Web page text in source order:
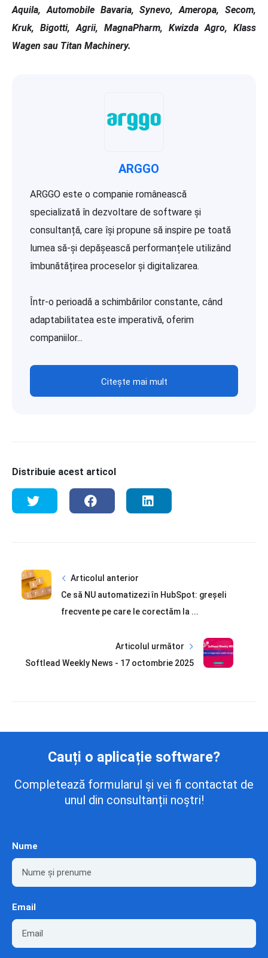
Aquila, Automobile Bavaria, Synevo, Ameropa, Secom,
Kruk, Bigotti, Agrii, MagnaPharm, Kwizda Agro, Klass
Wagen sau Titan Machinery.
ARGGO
ARGGO este o companie românească
specializată în dezvoltare de software și
consultanță, care își propune să inspire pe toată
lumea să-și depășească performanțele utilizând
îmbunătățirea proceselor și digitalizarea.
Într-o perioadă a schimbărilor constante, când
adaptabilitatea este imperativă, oferim
companiilor...
Citește mai mult
Distribuie acest articol
Articolul anterior
Ce să NU automatizezi în HubSpot: greșeli
frecvente pe care le corectăm la ...
Articolul următor
Softlead Weekly News - 17 octombrie 2025
Cauți o aplicație software?
Completează formularul și vei fi contactat de
unul din consultanții noștri!
Nume
Email